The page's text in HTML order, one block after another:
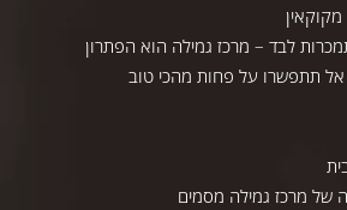
לבד – מרכז גמילה הוא הפתרון
אל תתפשרו על פחות מהכי טוב
של מרכז גמילה מסמים